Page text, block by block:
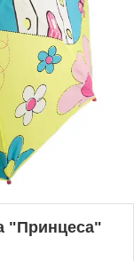
"Принцеса"